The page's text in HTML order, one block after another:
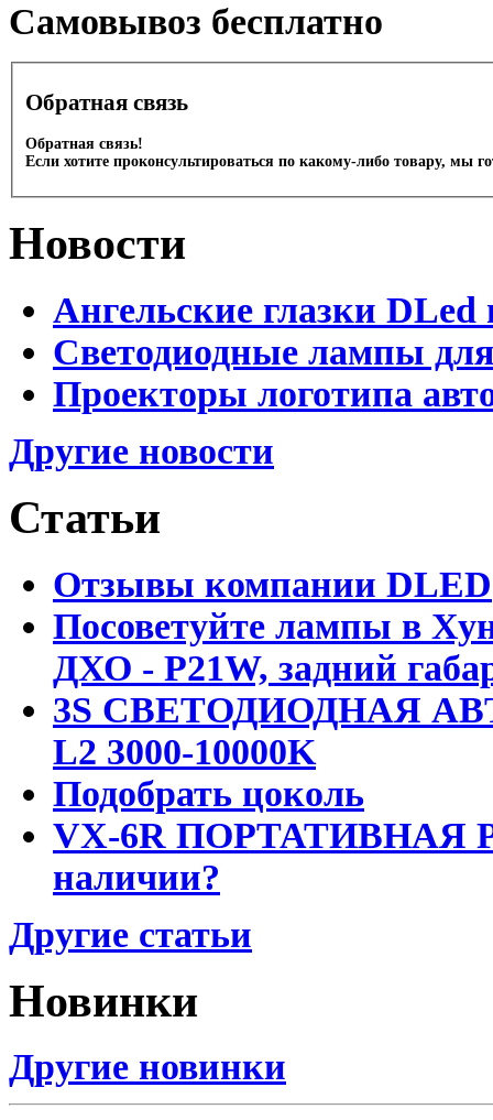
Cамовывоз бесплатно
Обратная связь
Обратная связь!
Если хотите проконсультироваться по какому-либо товару, мы
Новости
Ангельские глазки DLed
Светодиодные лампы
Проекторы логотипа
Другие новости
Статьи
Отзывы компании DLED
Посоветуйте лампы в
ДХО - P21W, задний
3S СВЕТОДИОДНАЯ
L2 3000-10000K
Подобрать цоколь
VX-6R ПОРТАТИВНАЯ
наличии?
Другие статьи
Новинки
Другие новинки